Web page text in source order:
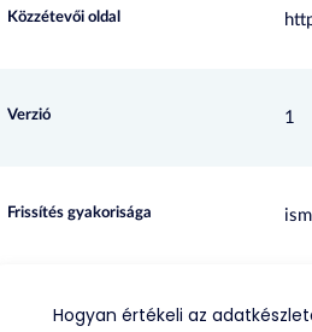
Közzétevői oldal
Verzió 1
Frissítés gyakorisága
Hogyan értékeli az